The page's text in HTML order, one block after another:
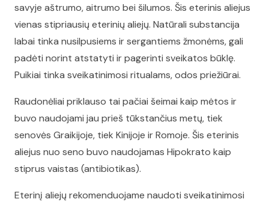
savyje aštrumo, aitrumo bei šilumos. Šis eterinis aliejus
vienas stipriausių eterinių aliejų. Natūrali substancija
labai tinka nusilpusiems ir sergantiems žmonėms, gali
padėti norint atstatyti ir pagerinti sveikatos būklę.
Puikiai tinka sveikatinimosi ritualams, odos priežiūrai.
Raudonėliai priklauso tai pačiai šeimai kaip mėtos ir
buvo naudojami jau prieš tūkstančius metų, tiek
senovės Graikijoje, tiek Kinijoje ir Romoje. Šis eterinis
aliejus nuo seno buvo naudojamas Hipokrato kaip
stiprus vaistas (antibiotikas).
Eterinį aliejų rekomenduojame naudoti sveikatinimosi